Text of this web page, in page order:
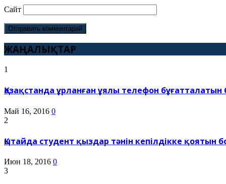
Сайт
ЖАҢАЛЫҚТАР
1
Қазақстанда ұрланған ұялы телефон бұғатталатын
Май 16, 2016 0
2
Қытайда студент қыздар тәнін кепілдікке қоятын
Июн 18, 2016 0
3